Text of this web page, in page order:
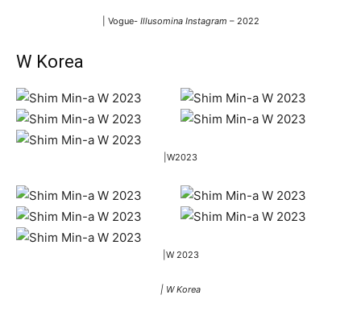
| Vogue- Illusomina Instagram – 2022
W Korea
|W2023
|W 2023
| W Korea